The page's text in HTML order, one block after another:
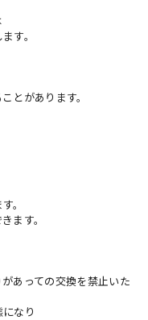
す。
とがあります。
。
ます。
あっての交換を禁止いた
なり